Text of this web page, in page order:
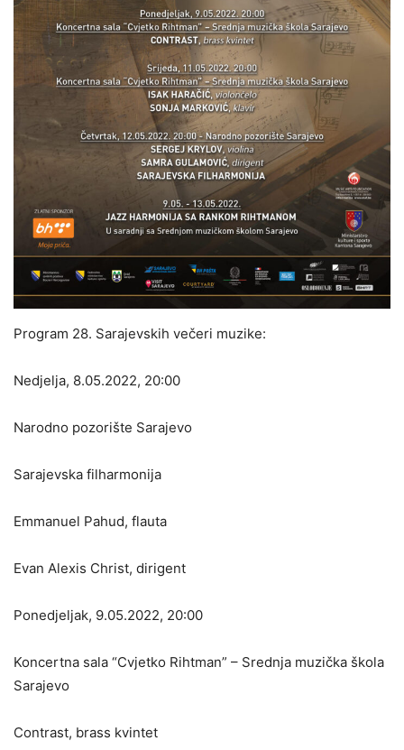
Program 28. Sarajevskih večeri muzike:
Nedjelja, 8.05.2022, 20:00
Narodno pozorište Sarajevo
Sarajevska filharmonija
Emmanuel Pahud, flauta
Evan Alexis Christ, dirigent
Ponedjeljak, 9.05.2022, 20:00
Koncertna sala “Cvjetko Rihtman” – Srednja muzička škola
Sarajevo
Contrast, brass kvintet